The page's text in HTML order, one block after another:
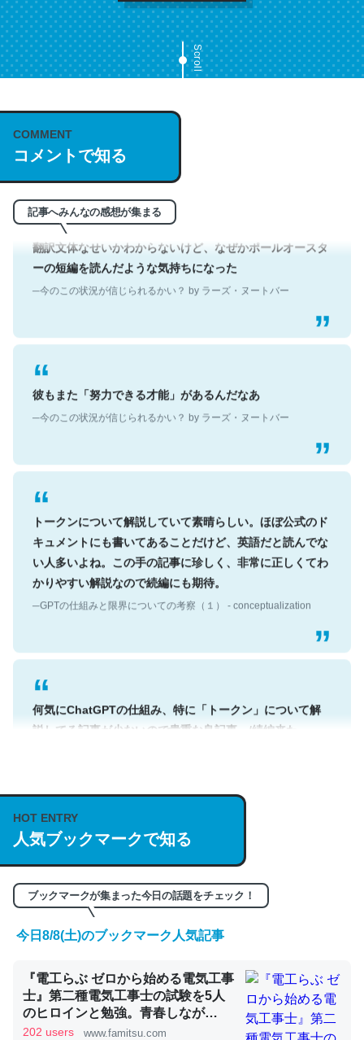
Scroll
COMMENT
コメントで知る
記事へみんなの感想が集まる
これは名文。彼はとてもクレバーなんだろうなと凄く思
れ好き。Let’s Fucking Go. Then Covid hit. Shit.
─今のこの状況が信じられるかい？ by ラーズ・ヌートバー
翻訳文体なせいかわからないけど、なぜかポールオースタ
ーの短編を読んだような気持ちになった
彼もまた「努力できる才能」があるんだなあ
トークンについて解説していて素晴らしい。ほぼ公式のド
キュメントにも書いてあることだけど、英語だと読んでな
い人多いよね。この手の記事に珍しく、非常に正しくてわ
かりやすい解説なので続編にも期待。
何気にChatGPTの仕組み、特に「トークン」について解
説してる記事が少ないので貴重な良記事。/続編来た
これは良記事。32768トークンだと英語小説100ページ分
くらい。小説でいう「ずっと前の伏線」は回収されないけ
ど、短期記憶というには多い分量。進化すればするほど分
─GPTの仕組みと限界についての考察（１） - conceptualization
HOT ENTRY
人気ブックマークで知る
ブックマークが集まった今日の話題をチェック！
今日8/8(土)のブックマーク人気記事
『電工らぶ ゼロから始める電気工事
士』第二種電気工事士の試験を5人
のヒロインと勉強。青春しなが
ら“過去問1000問”や“本番形式CBT
202 users www.famitsu.com